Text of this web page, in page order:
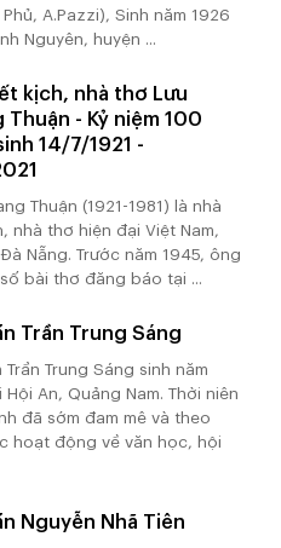
A.Pazzi), Sinh năm 1926
Nguyên, huyện ...
kịch, nhà thơ Lưu
Thuận - Kỷ niệm 100
14/7/1921 -
Thuận (1921-1981) là nhà
nhà thơ hiện đại Việt Nam,
Nẵng. Trước năm 1945, ông
bài thơ đăng báo tại ...
Trần Trung Sáng
Trần Trung Sáng sinh năm
Hội An, Quảng Nam. Thời niên
đã sớm đam mê và theo
hoạt động về văn học, hội
Nguyễn Nhã Tiên